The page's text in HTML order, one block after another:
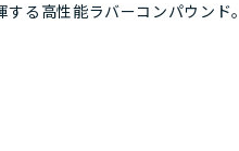
る高性能ラバーコンパウンド。